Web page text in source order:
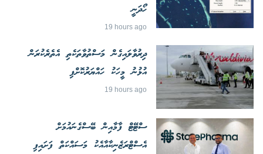
ހޯދަނީ
19 hours ago
ދިރުވާލައިގެން މަސްތުވާތަކެތި އެތެރެކުރަން
އުޅުނު މީހަކު ހައްޔަރުކޮށްފި
19 hours ago
ސްޓޭޓް ފާމާއިން ބޭސްގެނައުމަށް
އެސްޓްރަޒެނިކާއާއެކު މަސައްކަތް ފަށައިފި